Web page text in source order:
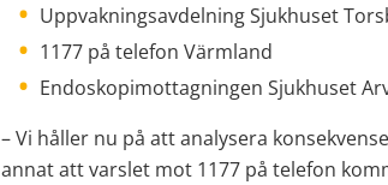
Uppvakningsavdelning Sjukhuset
1177 på telefon Värmland
Endoskopimottagningen Sjukhuset
– Vi håller nu på att analysera
annat att varslet mot 1177 på telefon